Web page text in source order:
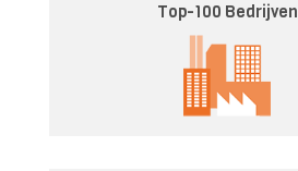
Top-100 Bedrijven